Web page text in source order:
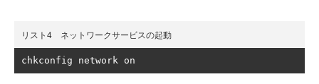
リスト4 ネットワークサービスの起動
chkconfig network on